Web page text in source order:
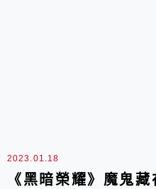
2023.01.18
《黑暗榮耀》魔鬼